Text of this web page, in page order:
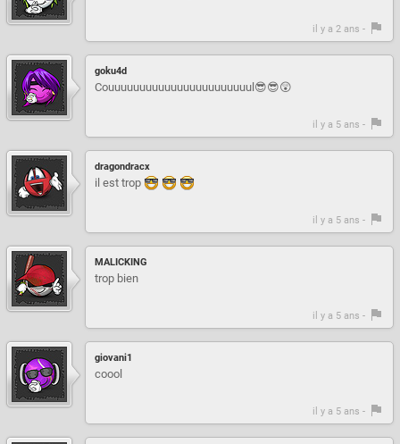
il y a 2 ans -
goku4d
Couuuuuuuuuuuuuuuuuuuuuuul😎😎😲
il y a 5 ans -
dragondracx
il est trop
il y a 5 ans -
MALICKING
trop bien
il y a 5 ans -
giovani1
coool
il y a 5 ans -